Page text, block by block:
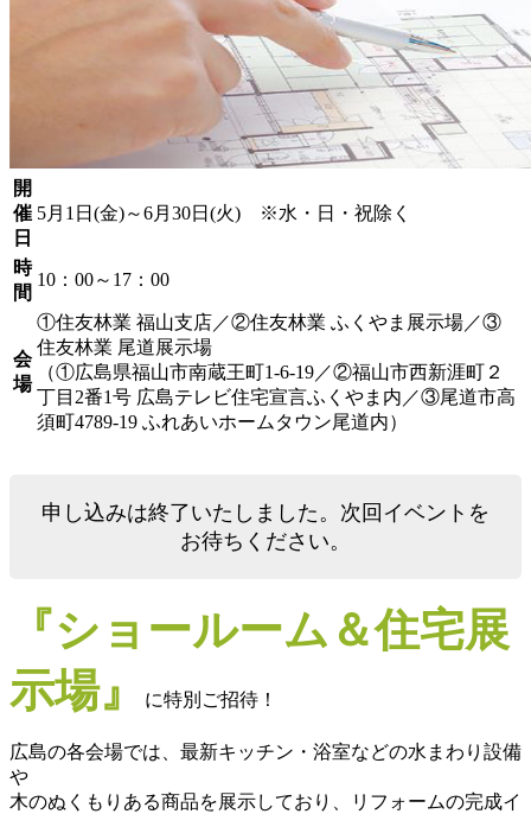
開
催
日
5月1日(金)～6月30日(火) ※水・日・祝除く
時
間
10：00～17：00
会
場
①住友林業 福山支店／②住友林業 ふくやま展示場／③
住友林業 尾道展示場
（①広島県福山市南蔵王町1-6-19／②福山市西新涯町２
丁目2番1号 広島テレビ住宅宣言ふくやま内／③尾道市高
須町4789-19 ふれあいホームタウン尾道内）
申し込みは終了いたしました。次回イベントを
お待ちください。
『ショールーム＆住宅展
示場』
に特別ご招待！
広島の各会場では、最新キッチン・浴室などの水まわり設備
や
木のぬくもりある商品を展示しており、リフォームの完成イ